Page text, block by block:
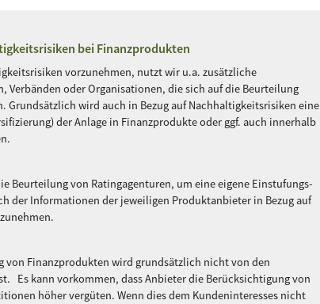
bei Finanzprodukten
vorzunehmen, nutzt wir u.a. zusätzliche
Verbänden oder Organisationen, die sich auf die Beurteilung
Grundsätzlich wird auch in Bezug auf Nachhaltigkeitsrisiken eine
der Anlage in Finanzprodukte oder ggf. auch innerhalb
Beurteilung von Ratingagenturen, um eine eigene Einstufungs-
der Informationen der jeweiligen Produktanbieter in Bezug auf
von Finanzprodukten wird grundsätzlich nicht von den
Es kann vorkommen, dass Anbieter die Berücksichtigung von
höher vergüten. Wenn dies dem Kundeninteresses nicht